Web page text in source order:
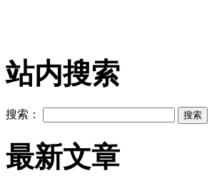
站内搜索
搜索：
最新文章